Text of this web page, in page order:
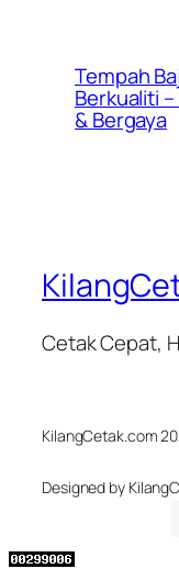
Tempah
Berkualiti
& Bergaya
Cetak Cepat,
KilangCetak.com
Designed by